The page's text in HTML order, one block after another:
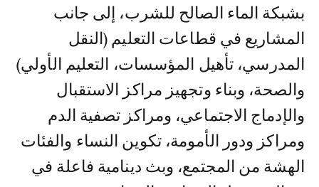
بشبكة الماء الصالح للشرب، إلى جانب
المشاريع في قطاعات التعليم (النقل
المدرسي، تأهيل المؤسسات، التعليم الأولي)
والصحة، وبناء وتجهيز مراكز الاستقبال
والإدماج الاجتماعي، ومراكز تصفية الدم
ومراكز ودور الأمومة، تكوين النساء والفئات
الهشة من المجتمع، وبث دينامية فاعلة في